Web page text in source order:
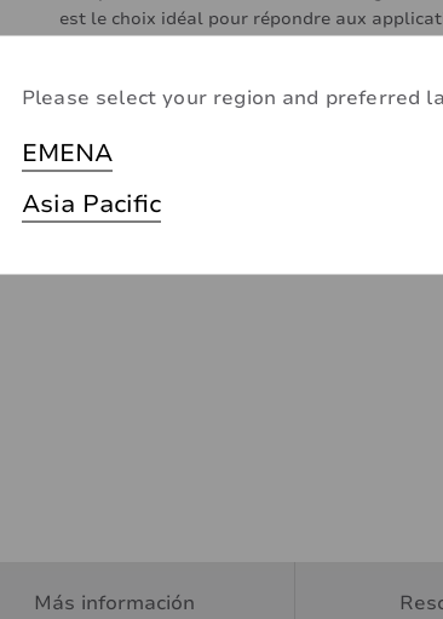
Please select your region and preferred
EMENA
Asia Pacific
est le choix idéal pour répondre aux
Más información